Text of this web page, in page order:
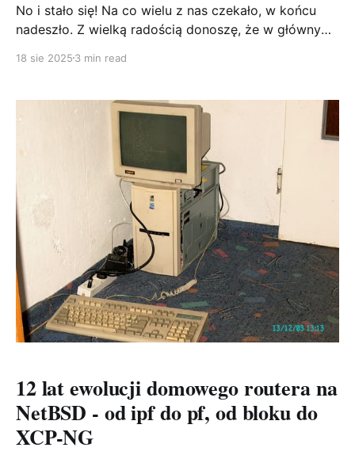
No i stało się! Na co wielu z nas czekało, w końcu
nadeszło. Z wielką radością donoszę, że w głównym
utworzona gałąź netbsd-11. To kamień milowy, który
wersji tego wspaniałego systemu. A co za tym idzie?
Oczywiście, pierwsza wersja
18 sie 2025 3 min read
12 lat ewolucji domowego routera na
NetBSD - od ipf do pf, od bloku do
XCP-NG